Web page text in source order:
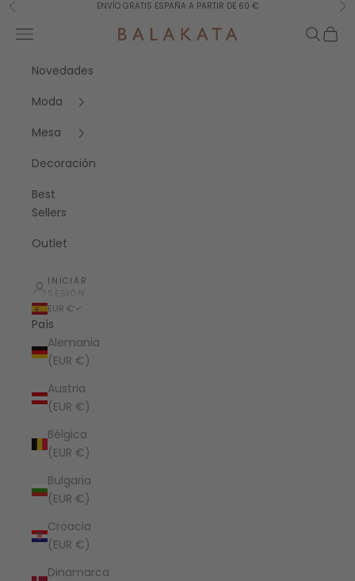
Ir al contenido
Anterior ENVÍO GRATIS ESPAÑA A PARTIR DE 60 €
Balakata España
Menú Buscar
Cesta
Novedades
Moda
Mesa
Decoración
Best
Sellers
Outlet
INICIAR
SESIÓN
EUR €
País
Alemania
(EUR €)
Austria
(EUR €)
Bélgica
(EUR €)
Bulgaria
(EUR €)
Croacia
(EUR €)
Dinamarca